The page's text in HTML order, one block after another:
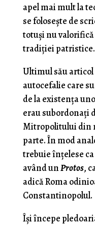
apel mai mult la
se folosește de
totuși nu
tradiției patristice.
Ultimul său
autocefalie care
de la existența
erau subordonați
Mitropolitului din
parte. În mod
trebuie înțelese
având unProtos,
adică Roma
Constantinopolul.
Își începe